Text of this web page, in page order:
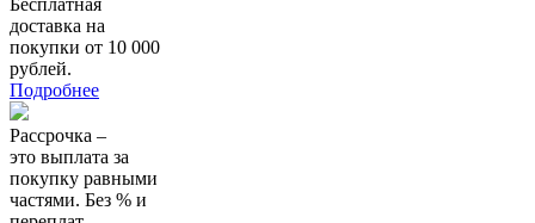
доставка на
покупки от 10 000
рублей.
Подробнее
Рассрочка –
это выплата за
покупку равными
частями. Без % и